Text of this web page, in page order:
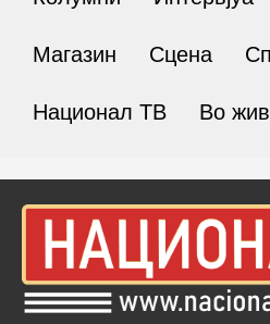
Магазин Сцена
Национал ТВ Во